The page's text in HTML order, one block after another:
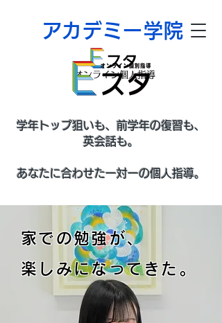
​アカデミー学院
オンライン個人指導
​学年トップ狙いも、前学年の復習も、
英会話も。
​あなたに合わせた一対一の個人指導。
家での勉強が、
楽しみになってきた。